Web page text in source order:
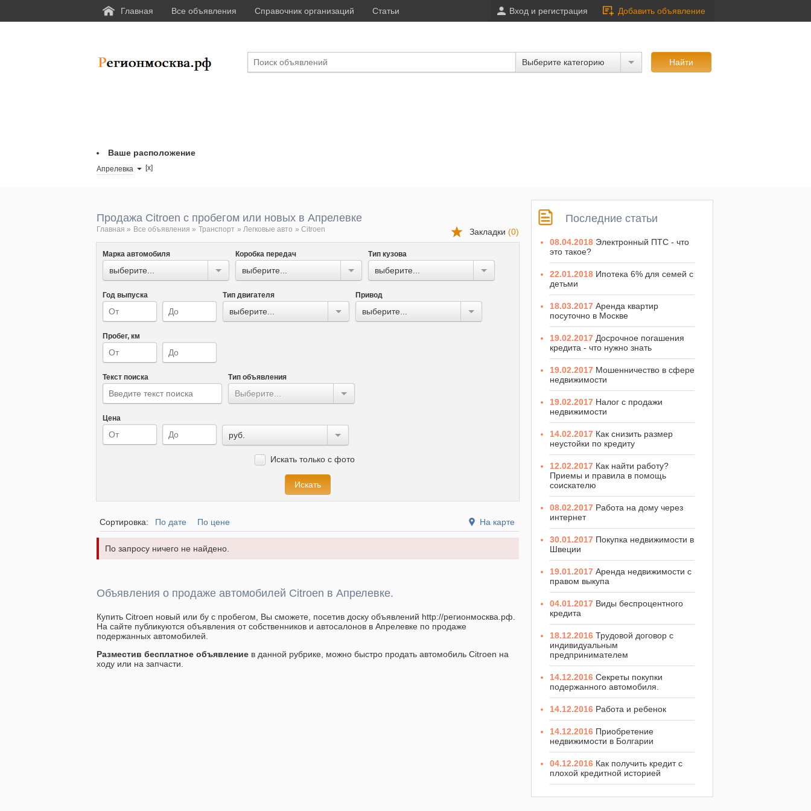
Главная Все объявления Справочник организаций Статьи Вход и регистрация Добавить объявление
Ваше расположение
Апрелевка [x]
Выберите категорию
Продажа Citroen с пробегом или новых в Апрелевке
Закладки (0)
Главная » Все объявления » Транспорт » Легковые авто » Citroen
Марка автомобиля
выберите...
Коробка передач
выберите...
Тип кузова
выберите...
Год выпуска Тип двигателя
выберите...
Привод
выберите...
Пробег, км
Текст поиска Тип объявления
Выберите...
Цена
руб.
Искать только с фото
Сортировка: По дате По цене На карте
По запросу ничего не найдено.
Объявления о продаже автомобилей Citroen в Апрелевке.
Купить Citroen новый или бу с пробегом, Вы сможете, посетив доску объявлений http://регионмосква.рф.
На сайте публикуются объявления от собственников и автосалонов в Апрелевке по продаже
подержанных автомобилей.
Разместив бесплатное объявление в данной рубрике, можно быстро продать автомобиль Citroen на
ходу или на запчасти.
Последние статьи
08.04.2018 Электронный ПТС - что
это такое?
22.01.2018 Ипотека 6% для семей с
детьми
18.03.2017 Аренда квартир
посуточно в Москве
19.02.2017 Досрочное погашения
кредита - что нужно знать
19.02.2017 Мошенничество в сфере
недвижимости
19.02.2017 Налог с продажи
недвижимости
14.02.2017 Как снизить размер
неустойки по кредиту
12.02.2017 Как найти работу?
Приемы и правила в помощь
соискателю
08.02.2017 Работа на дому через
интернет
30.01.2017 Покупка недвижимости в
Швеции
19.01.2017 Аренда недвижимости с
правом выкупа
04.01.2017 Виды беспроцентного
кредита
18.12.2016 Трудовой договор с
индивидуальным
предпринимателем
14.12.2016 Секреты покупки
подержанного автомобиля.
14.12.2016 Работа и ребенок
14.12.2016 Приобретение
недвижимости в Болгарии
04.12.2016 Как получить кредит с
плохой кредитной историей